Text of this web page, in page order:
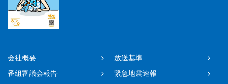
会社概要
放送基準
番組審議会報告
緊急地震速報